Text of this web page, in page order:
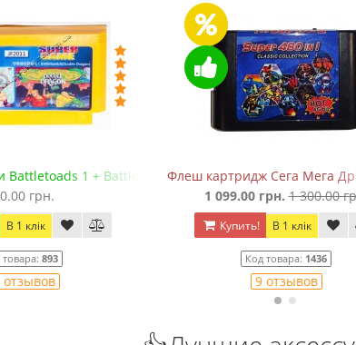
Battletoads 1 + Battletoads 2: Double Dragon
грн.
В 1 клік
893
отзывов
Флеш картридж Сега Мега
1 099.00 грн. 1 300.00
Купить! В 1 клік
Код товара: 1436
9 отзывов